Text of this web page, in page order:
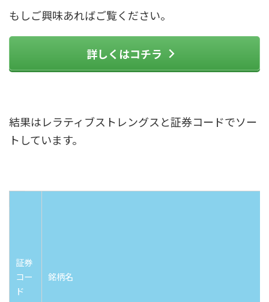
もしご興味あればご覧ください。
詳しくはコチラ
結果はレラティブストレングスと証券コードでソー
トしています。
証券
コー
ド
銘柄名